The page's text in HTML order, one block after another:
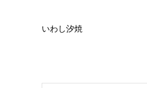
いわし汐焼